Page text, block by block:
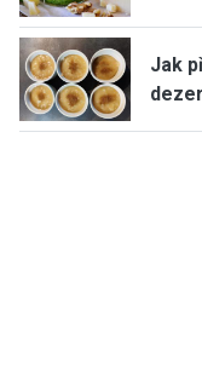
Jak